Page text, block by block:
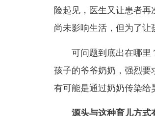
险起见，医生又让患者
尚未影响生活，但为了让
可问题到底出在哪里
孩子的爷爷奶奶，强烈要
有可能是通过奶奶传染给
源头与这种育儿方式